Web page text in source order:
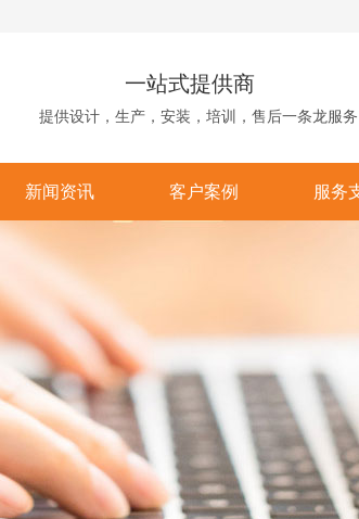
一站式提供商
提供设计，生产，安装，培训，售后一条龙服务
新闻资讯 客户案例 服务